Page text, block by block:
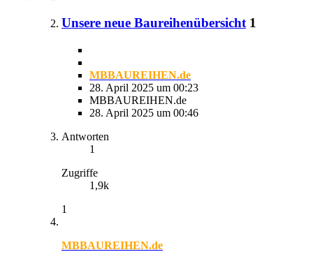
Unsere neue Baureihenübersicht 1
MBBAUREIHEN.de
28. April 2025 um 00:23
MBBAUREIHEN.de
28. April 2025 um 00:46
Antworten
1
Zugriffe
1,9k
1
MBBAUREIHEN.de